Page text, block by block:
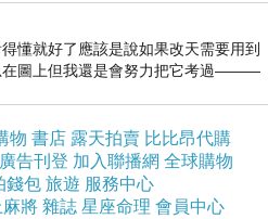
工作，不愁吃穿。
喝下午茶。
偶爾收個店租打發時間。
懂就好了應該是說如果改天需要用到
在圖上但我還是會努力把它考過———
物 書店 露天拍賣 比比昂代購
廣告刊登 加入聯播網 全球購物
錢包 旅遊 服務中心
將 雜誌 星座命理 會員中心